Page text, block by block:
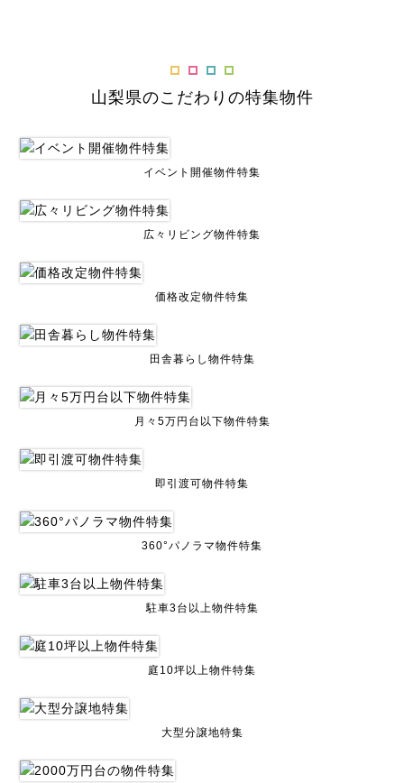
山梨県のこだわりの特集物件
イベント開催物件特集
広々リビング物件特集
価格改定物件特集
田舎暮らし物件特集
月々5万円台以下物件特集
即引渡可物件特集
360°パノラマ物件特集
駐車3台以上物件特集
庭10坪以上物件特集
大型分譲地特集